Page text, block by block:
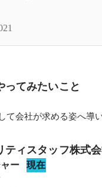
ってみたいこと
て会社が求める姿へ導
ティスタッフ株式
ー 現在